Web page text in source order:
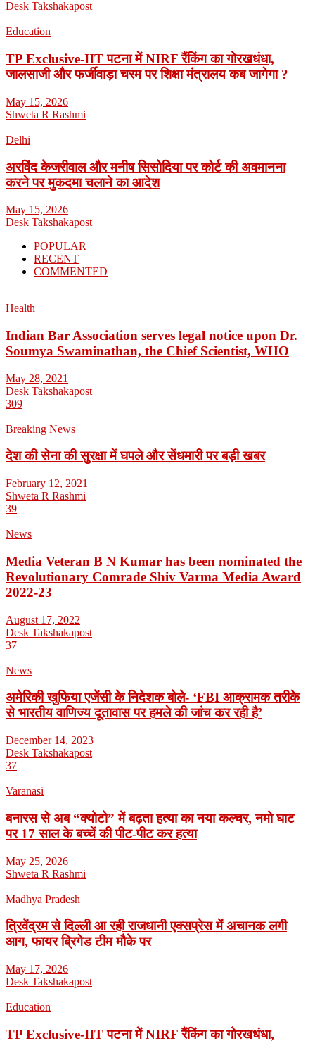
Desk Takshakapost
Education
TP Exclusive-IIT पटना में NIRF रैंकिंग का गोरखधंधा,
जालसाजी और फर्जीवाड़ा चरम पर शिक्षा मंत्रालय कब जागेगा ?
May 15, 2026
Shweta R Rashmi
Delhi
अरविंद केजरीवाल और मनीष सिसोदिया पर कोर्ट की अवमानना
करने पर मुकदमा चलाने का आदेश
May 15, 2026
Desk Takshakapost
POPULAR
RECENT
COMMENTED
Health
Indian Bar Association serves legal notice upon Dr.
Soumya Swaminathan, the Chief Scientist, WHO
May 28, 2021
Desk Takshakapost
309
Breaking News
देश की सेना की सुरक्षा में घपले और सेंधमारी पर बड़ी खबर
February 12, 2021
Shweta R Rashmi
39
News
Media Veteran B N Kumar has been nominated the
Revolutionary Comrade Shiv Varma Media Award
2022-23
August 17, 2022
Desk Takshakapost
37
News
अमेरिकी खुफिया एजेंसी के निदेशक बोले- ‘FBI आक्रामक तरीके
से भारतीय वाणिज्य दूतावास पर हमले की जांच कर रही है’
December 14, 2023
Desk Takshakapost
37
Varanasi
बनारस से अब “क्योटो” में बढ़ता हत्या का नया कल्चर, नमो घाट
पर 17 साल के बच्चें की पीट-पीट कर हत्या
May 25, 2026
Shweta R Rashmi
Madhya Pradesh
त्रिवेंद्रम से दिल्ली आ रही राजधानी एक्सप्रेस में अचानक लगी
आग, फायर ब्रिगेड टीम मौके पर
May 17, 2026
Desk Takshakapost
Education
TP Exclusive-IIT पटना में NIRF रैंकिंग का गोरखधंधा,